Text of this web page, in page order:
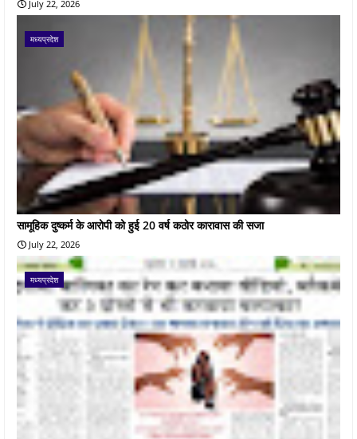
July 22, 2026
मध्यप्रदेश
सामूहिक दुष्कर्म के आरोपी को हुई 20 वर्ष कठोर कारावास की सजा
July 22, 2026
मध्यप्रदेश